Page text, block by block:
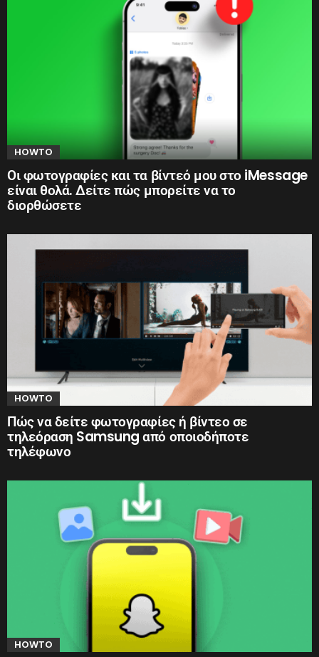
HOWTO
Οι φωτογραφίες και τα βίντεό μου στο iMessage
είναι θολά. Δείτε πώς μπορείτε να το
διορθώσετε
HOWTO
Πώς να δείτε φωτογραφίες ή βίντεο σε
τηλεόραση Samsung από οποιοδήποτε
τηλέφωνο
HOWTO